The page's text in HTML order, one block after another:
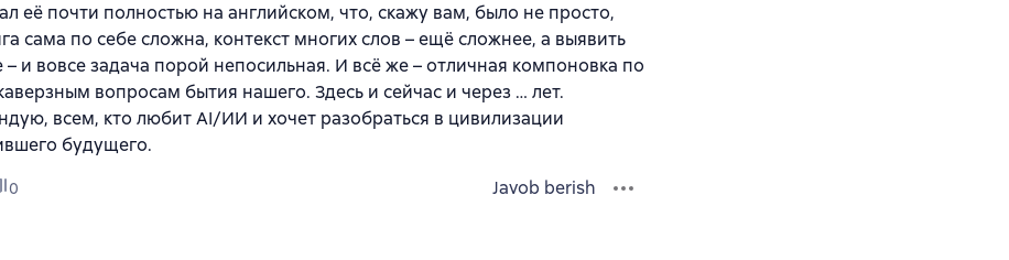
её почти полностью на английском, что, скажу вам, было не просто,
сама по себе сложна, контекст многих слов – ещё сложнее, а выявить
– и вовсе задача порой непосильная. И всё же – отличная компоновка по
вопросам бытия нашего. Здесь и сейчас и через … лет.
всем, кто любит AI/ИИ и хочет разобраться в цивилизации
будущего.
0 Javob berish